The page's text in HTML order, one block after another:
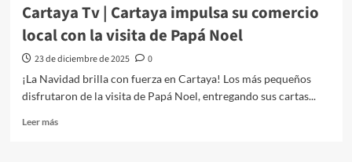
Cartaya Tv | Cartaya impulsa su comercio
local con la visita de Papá Noel
23 de diciembre de 2025
0
¡La Navidad brilla con fuerza en Cartaya! Los más pequeños
disfrutaron de la visita de Papá Noel, entregando sus cartas...
Leer más